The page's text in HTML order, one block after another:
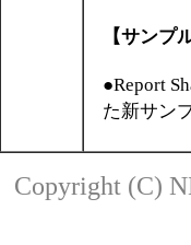
【サンプ
●Report
た新サン
Copyright (C)